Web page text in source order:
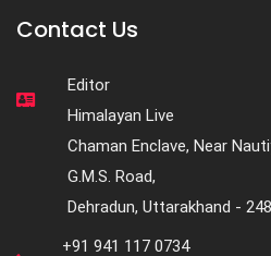
Contact Us
Editor
Himalayan Live
Chaman Enclave, Near
G.M.S. Road,
Dehradun, Uttarakhand -
+91 941 117 0734